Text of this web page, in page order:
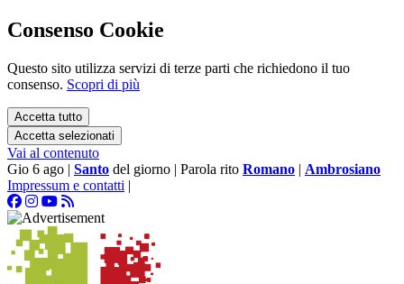
Consenso Cookie
Questo sito utilizza servizi di terze parti che richiedono il tuo
consenso. Scopri di più
Accetta tutto
Accetta selezionati
Vai al contenuto
Gio 6 ago | Santo del giorno | Parola rito Romano | Ambrosiano
Impressum e contatti |